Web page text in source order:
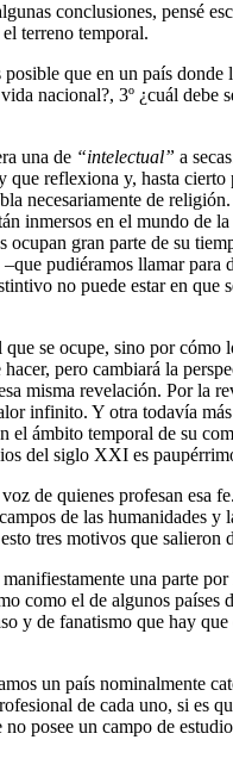
conclusiones, pensé
terreno temporal.
que en un país
nacional?, 3º ¿cuál debe
una de “intelectual” a
reflexiona y, hasta
necesariamente de
inmersos en el mundo de
gran parte de su
–que pudiéramos llamar para
no puede estar en que
se ocupe, sino por cómo
pero cambiará la
misma revelación. Por la
infinito. Y otra todavía
ámbito temporal de su
del siglo XXI es
de quienes profesan esa
de las humanidades y
tres motivos que salieron
una parte
como el de algunos países
y de fanatismo que hay
un país nominalmente
de cada uno, si es
posee un campo de